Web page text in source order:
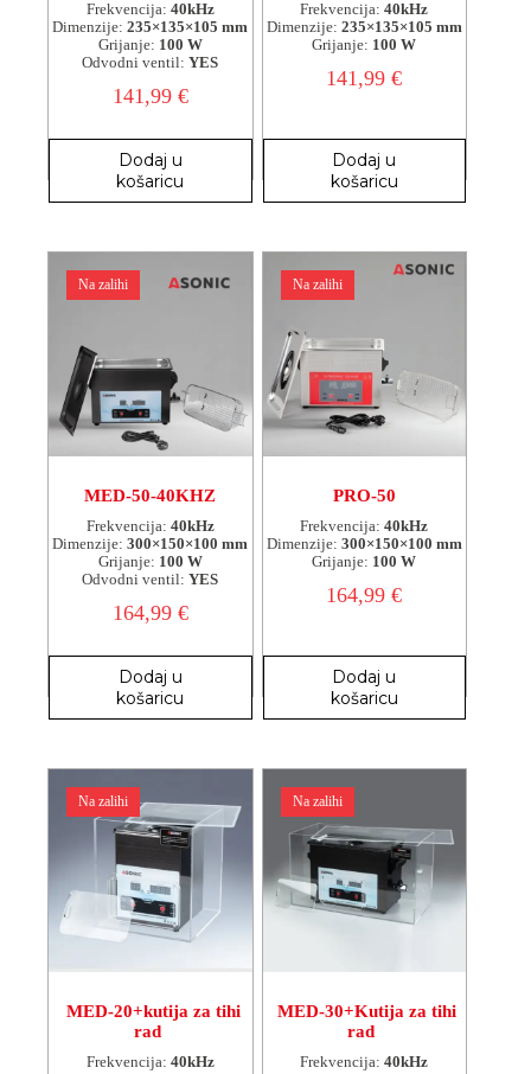
Frekvencija: 40kHz
Dimenzije: 235×135×105 mm
Grijanje: 100 W
Odvodni ventil: YES
141,99 €
Dodaj u
košaricu
Frekvencija: 40kHz
Dimenzije: 235×135×105 mm
Grijanje: 100 W
141,99€
Dodaj u
košaricu
Na zalihi
MED-50-40KHZ
Frekvencija: 40kHz
Dimenzije: 300×150×100 mm
Grijanje: 100 W
Odvodni ventil: YES
164,99 €
Dodaj u
košaricu
Na zalihi
PRO-50
Frekvencija: 40kHz
Dimenzije: 300×150×100 mm
Grijanje: 100 W
164,99€
Dodaj u
košaricu
Na zalihi
MED-20+kutija za tihi
rad
Frekvencija: 40kHz
Na zalihi
MED-30+Kutija za tihi
rad
Frekvencija: 40kHz